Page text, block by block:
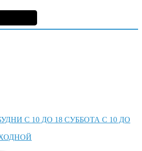
С 10 ДО 18 СУББОТА С 10 ДО